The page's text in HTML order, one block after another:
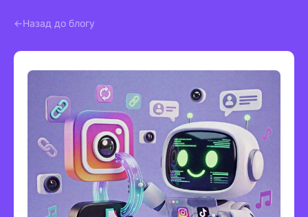
Назад до блогу